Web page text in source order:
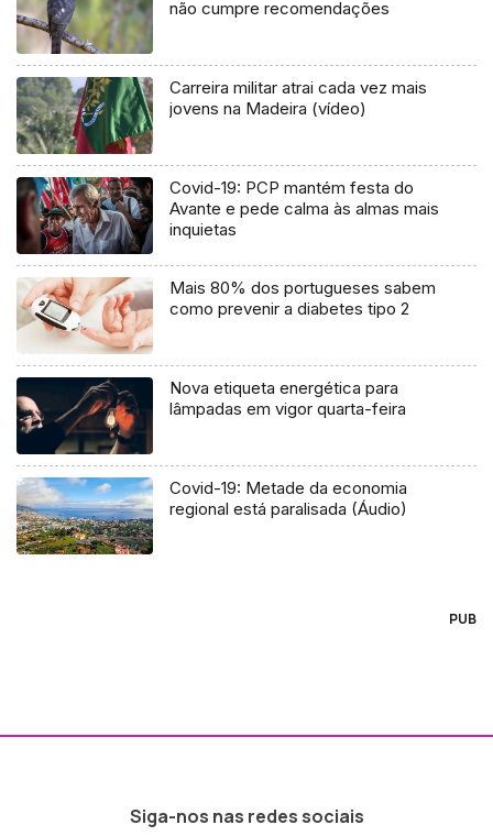
não cumpre recomendações
Carreira militar atrai cada vez mais
jovens na Madeira (vídeo)
Covid-19: PCP mantém festa do
Avante e pede calma às almas mais
inquietas
Mais 80% dos portugueses sabem
como prevenir a diabetes tipo 2
Nova etiqueta energética para
lâmpadas em vigor quarta-feira
Covid-19: Metade da economia
regional está paralisada (Áudio)
PUB
Siga-nos nas redes sociais